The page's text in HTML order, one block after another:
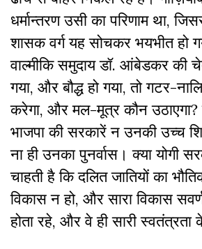
धर्मान्तरण उसी का परिणाम था,
शासक वर्ग यह सोचकर भयभीत हो
वाल्मीकि समुदाय डॉ. आंबेडकर की
गया, और बौद्ध हो गया, तो गटर-
करेगा, और मल-मूत्र कौन उठाएगा?
भाजपा की सरकारें न उनकी उच्च
ना ही उनका पुनर्वास। क्या योगी
चाहती है कि दलित जातियों का
विकास न हो, और सारा विकास
होता रहे, और वे ही सारी स्वतंत्रता